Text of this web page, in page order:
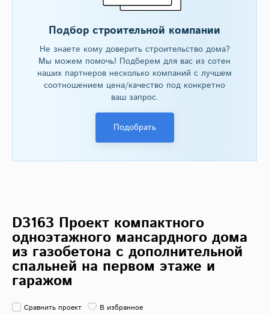
Подбор строительной компании
Не знаете кому доверить строительство дома?
Мы можем помочь! Подберем для вас из сотен
наших партнеров несколько компаний с лучшем
соотношением цена/качество под конкретно
ваш запрос.
Подобрать
D3163 Проект компактного
одноэтажного мансардного дома
из газобетона с дополнительной
спальней на первом этаже и
гаражом
Сравнить проект
В избранное